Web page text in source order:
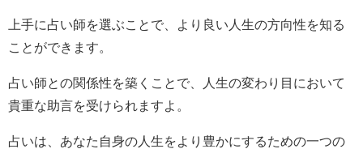
上手に占い師を選ぶことで、より良い人生の方向性を知る
ことができます。
占い師との関係性を築くことで、人生の変わり目において
貴重な助言を受けられますよ。
占いは、あなた自身の人生をより豊かにするための一つの